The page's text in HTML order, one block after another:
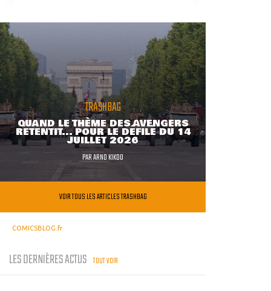
TRASHBAG
QUAND LE THÈME DES AVENGERS
RETENTIT... POUR LE DÉFILÉ DU 14
JUILLET 2026
PARARNO KIKOO
VOIR TOUS LES ARTICLES TRASHBAG
COMICSBLOG.fr
LES DERNIÈRES ACTUS TOUT VOIR